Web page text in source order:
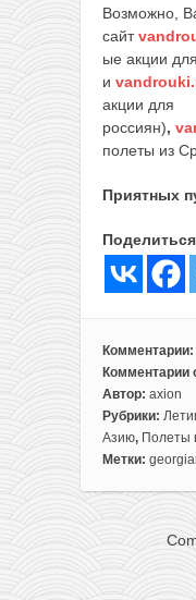
Возможно,
сайт
ые акции
и
акции для
россиян),
полеты из
Приятных
Комментарии:
Комментарии
к
записи
Georgian
Airways
рейсы
из
Минска
в
Автор: axion
Рубрики:
Азию, Полеты
Метки: